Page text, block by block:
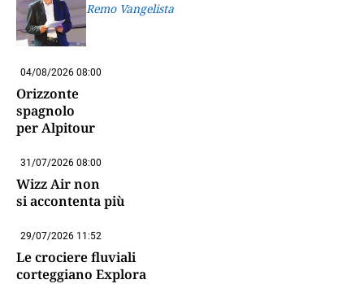
Remo Vangelista
04/08/2026 08:00
Orizzonte
spagnolo
per Alpitour
31/07/2026 08:00
Wizz Air non
si accontenta più
29/07/2026 11:52
Le crociere fluviali
corteggiano Explora